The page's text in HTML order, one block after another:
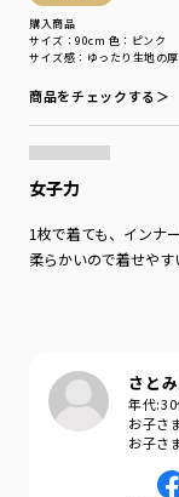
購入商品
サイズ感 ：ゆったり 生地の
サイズ：90cm 色：ピンク
商品をチェックする＞
女子力
1枚で着ても、インナ
柔らかいので着せやす
さと
年代:
お子さ
お子さ